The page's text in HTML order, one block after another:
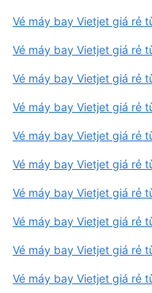
Vé máy bay Vietjet giá rẻ
Vé máy bay Vietjet giá rẻ
Vé máy bay Vietjet giá rẻ
Vé máy bay Vietjet giá rẻ
Vé máy bay Vietjet giá rẻ
Vé máy bay Vietjet giá rẻ
Vé máy bay Vietjet giá rẻ
Vé máy bay Vietjet giá rẻ
Vé máy bay Vietjet giá rẻ
Vé máy bay Vietjet giá rẻ